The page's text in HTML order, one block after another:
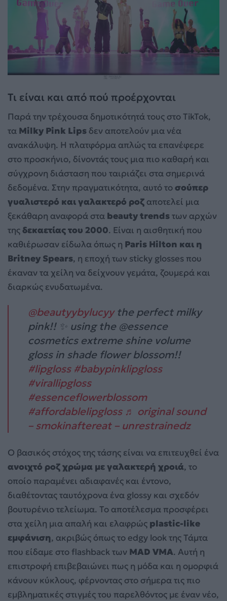
Τι είναι και από πού προέρχονται
Παρά την τρέχουσα δημοτικότητά τους στο TikTok,
τα Milky Pink Lips δεν αποτελούν μια νέα
ανακάλυψη. Η πλατφόρμα απλώς τα επανέφερε
στο προσκήνιο, δίνοντάς τους μια πιο καθαρή και
σύγχρονη διάσταση που ταιριάζει στα σημερινά
δεδομένα. Στην πραγματικότητα, αυτό τοσούπερ
γυαλιστερό και γαλακτερό ροζ αποτελεί μια
ξεκάθαρη αναφορά στα beauty trendsτων αρχών
τηςδεκαετίας του 2000. Είναι η αισθητική που
καθιέρωσαν είδωλα όπως η Paris Hilton και η
Britney Spears, η εποχή των sticky glosses που
έκαναν τα χείλη να δείχνουν γεμάτα, ζουμερά και
διαρκώς ενυδατωμένα.
@beautyybylucyythe perfect milky
pink!! ✨ using the @essence
cosmetics extreme shine volume
gloss in shade flower blossom!!
#lipgloss #babypinklipgloss
#virallipgloss
#essenceflowerblossom
#affordablelipgloss ♬ original sound
– smokinaftereat – unrestrainedz
Ο βασικός στόχος της τάσης είναι να επιτευχθεί ένα
ανοιχτό ροζ χρώμα με γαλακτερή χροιά, το
οποίο παραμένει αδιαφανές και έντονο,
διαθέτοντας ταυτόχρονα ένα glossy και σχεδόν
βουτυρένιο τελείωμα. Το αποτέλεσμα προσφέρει
στα χείλη μια απαλή και ελαφρώς plastic-like
εμφάνιση, ακριβώς όπως το edgy look της Τάμτα
που είδαμε στο flashback των MAD VMA. Αυτή η
επιστροφή επιβεβαιώνει πως η μόδα και η ομορφιά
κάνουν κύκλους, φέρνοντας στο σήμερα τις πιο
εμβληματικές στιγμές του παρελθόντος με έναν νέο,